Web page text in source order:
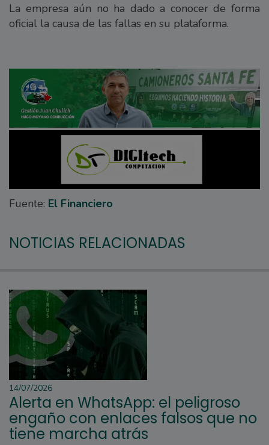
La empresa aún no ha dado a conocer de forma
oficial la causa de las fallas en su plataforma.
Fuente: El Financiero
NOTICIAS RELACIONADAS
14/07/2026
Alerta en WhatsApp: el peligroso
engaño con enlaces falsos que no
tiene marcha atrás